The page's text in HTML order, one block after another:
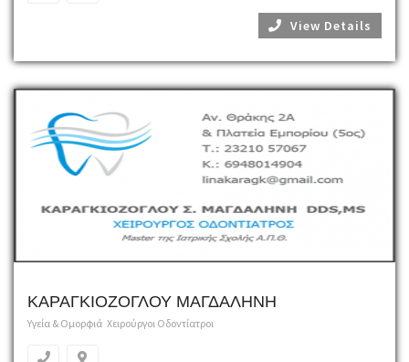
View Details
ΚΑΡΑΓΚΙΟΖΟΓΛΟΥ ΜΑΓΔΑΛΗΝΗ
Υγεία & Ομορφιά Χειρούργοι Οδοντίατροι